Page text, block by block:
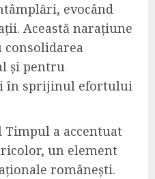
evocând
Această narațiune
consolidarea
și pentru
în sprijinul efortului
Timpul a accentuat
un element
românești.